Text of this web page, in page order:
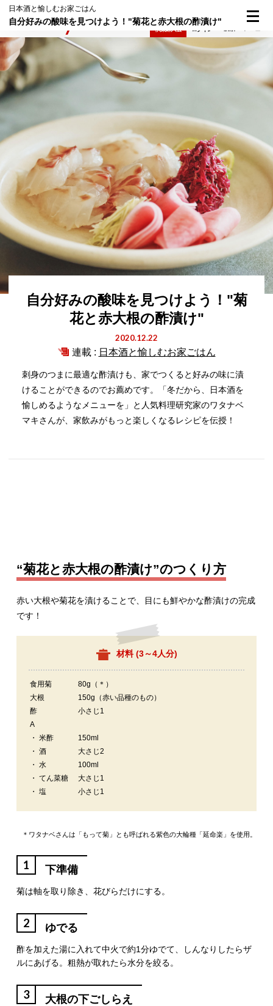
日本酒と愉しむお家ごはん
自分好みの酸味を見つけよう！"菊花と赤大根の酢漬け"
自分好みの酸味を見つけよう！"菊
花と赤大根の酢漬け"
2020.12.22
連載 : 日本酒と愉しむお家ごはん
刺身のつまに最適な酢漬けも、家でつくると好みの味に漬
けることができるのでお薦めです。「冬だから、日本酒を
愉しめるようなメニューを」と人気料理研究家のワタナベ
マキさんが、家飲みがもっと楽しくなるレシピを伝授！
“菊花と赤大根の酢漬け”のつくり方
赤い大根や菊花を漬けることで、目にも鮮やかな酢漬けの完成
です！
材料 (3～4人分)
食用菊
80g（＊）
大根
150g（赤い品種のもの）
酢
小さじ1
A
・ 米酢
150ml
・ 酒
大さじ2
・ 水
100ml
・ てん菜糖
大さじ1
・ 塩
小さじ1
＊ワタナベさんは「もって菊」とも呼ばれる紫色の大輪種「延命楽」を使用。
1 下準備
菊は軸を取り除き、花びらだけにする。
2 ゆでる
酢を加えた湯に入れて中火で約1分ゆでて、しんなりしたらザ
ルにあげる。粗熱が取れたら水分を絞る。
3 大根の下ごしらえ